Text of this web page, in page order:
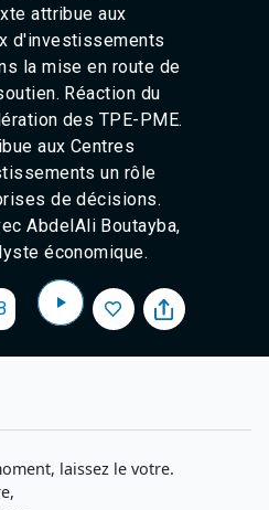
attribue aux
d'investissements
la mise en route de
Réaction du
des TPE-PME.
aux Centres
un rôle
de décisions.
AbdelAli Boutayba,
économique.
laissez le votre.